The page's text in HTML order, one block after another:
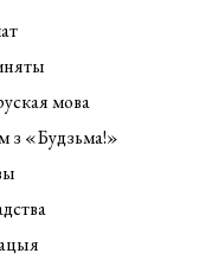
мова
з «Будзьма!»